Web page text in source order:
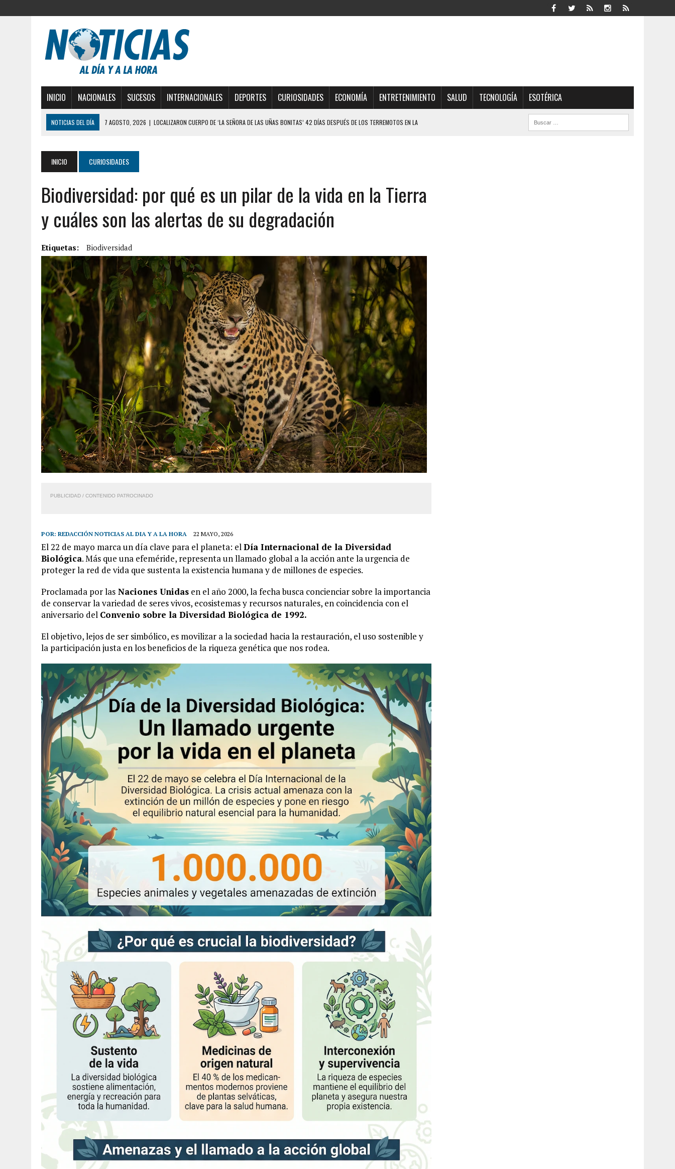
INICIO NACIONALES SUCESOS INTERNACIONALES DEPORTES CURIOSIDADES ECONOMÍA ENTRETENIMIENTO SALUD TECNOLOGÍA ESOTÉRICA
NOTICIAS DEL DÍA 6 AGOSTO, 2026 | MISTERIOSA MUERTE DE MODELO EN MONAGAS: HALLARON EL CUERPO DENTRO DE SU CASA
5 AGOSTO, 2026 | PRESUNTO BROTE PSICÓTICO POR FALTA DE TRATAMIENTO DESENCADENÓ TRAGEDIA FAMILIAR
5 AGOSTO, 2026
HORROR EN BARINAS: UN HOMBRE INDUJO AL SUICIDIO A UNA ADOLESCENTE DE 13 AÑOS TRAS ABUSAR DE ELLA
3 AGOSTO, 2026
LA INCREÍBLE FORMA EN LA QUE SOBREVIVIÓ UN HOMBRE Y SU FAMILIA TRAS LOS TERREMOTOS: CAYERON DESDE EL PISO NUEVE DEL
EDIFICIO PETUNIA
7 AGOSTO, 2026 | HOMBRE ASESINÓ A SU TÍA CON UN PUÑAL Y DEJÓ HERIDAS A SU PRIMA Y A OTRO FAMILIAR EN BOLÍVAR
7 AGOSTO, 2026
YARACUY: ASESINARON DOS HOMBRES EL MISMO DÍA EN SECTORES VECINOS
7 AGOSTO, 2026 | LOCALIZARON CUERPO DE ‘LA SEÑORA DE LAS UÑAS BONITAS’ 42 DÍAS DESPUÉS DE LOS TERREMOTOS EN LA GUAIRA
INICIO CURIOSIDADES
Biodiversidad: por qué es un pilar de la vida en la Tierra
y cuáles son las alertas de su degradación
Etiquetas: Biodiversidad
PUBLICIDAD / CONTENIDO PATROCINADO
POR: REDACCIÓN NOTICIAS AL DIA Y A LA HORA 22 MAYO, 2026
El 22 de mayo marca un día clave para el planeta: elDía Internacional de la Diversidad
Biológica. Más que una efeméride, representa un llamado global a la acción ante la urgencia de
proteger la red de vida que sustenta la existencia humana y de millones de especies.
Proclamada por las Naciones Unidas en el año 2000, la fecha busca concienciar sobre la importancia
de conservar la variedad de seres vivos, ecosistemas y recursos naturales, en coincidencia con el
aniversario del Convenio sobre la Diversidad Biológica de 1992.
El objetivo, lejos de ser simbólico, es movilizar a la sociedad hacia la restauración, el uso sostenible y
la participación justa en los beneficios de la riqueza genética que nos rodea.